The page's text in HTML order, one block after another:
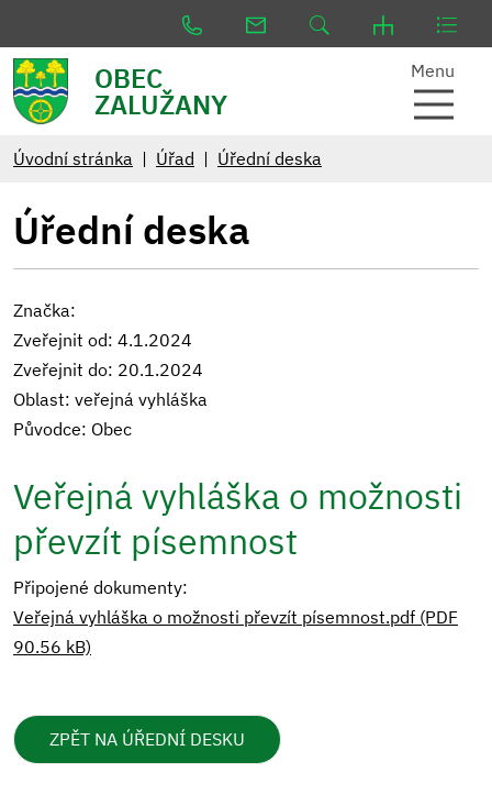
OBEC
ZALUŽANY
Menu
Úvodní stránka Úřad Úřední deska
Úřední deska
Značka:
Zveřejnit od: 4.1.2024
Zveřejnit do: 20.1.2024
Oblast: veřejná vyhláška
Původce: Obec
Veřejná vyhláška o možnosti
převzít písemnost
Připojené dokumenty:
Veřejná vyhláška o možnosti převzít písemnost.pdf (PDF
90.56 kB)
ZPĚT NA ÚŘEDNÍ DESKU